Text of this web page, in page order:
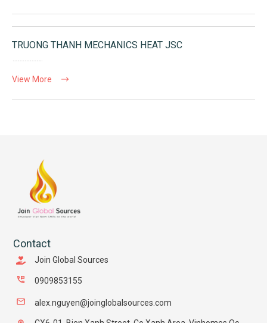
TRUONG THANH MECHANICS HEAT JSC
View More
Contact
Join Global Sources
0909853155
alex.nguyen@joinglobalsources.com